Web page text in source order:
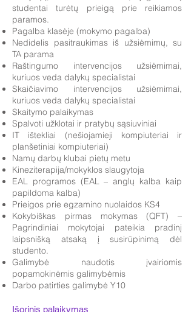
studentai turėtų prieigą prie reikiamos
paramos.
Pagalba klasėje (mokymo pagalba)
Nedidelis pasitraukimas iš užsiėmimų, su
TA parama
Raštingumo intervencijos užsiėmimai,
kuriuos veda dalykų specialistai
Skaičiavimo intervencijos užsiėmimai,
kuriuos veda dalykų specialistai
Skaitymo palaikymas
Spalvoti užklotai ir pratybų sąsiuviniai
IT ištekliai (nešiojamieji kompiuteriai ir
planšetiniai kompiuteriai)
Namų darbų klubai pietų metu
Kineziterapija/mokyklos slaugytoja
EAL programos (EAL – anglų kalba kaip
papildoma kalba)
Prieigos prie egzamino nuolaidos KS4
Kokybiškas pirmas mokymas (QFT) –
Pagrindiniai mokytojai pateikia pradinį
laipsnišką atsaką į susirūpinimą dėl
studento.
Galimybė naudotis įvairiomis
popamokinėmis galimybėmis
Darbo patirties galimybė Y10
Išorinis palaikymas